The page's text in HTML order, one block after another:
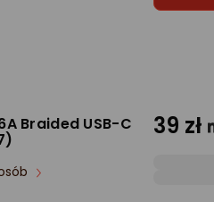
Braided USB-C 39 zł